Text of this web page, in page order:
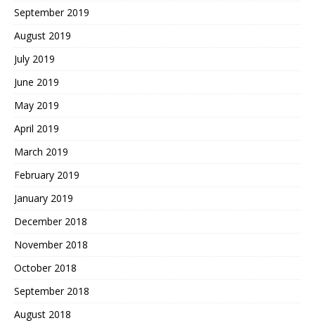
September 2019
August 2019
July 2019
June 2019
May 2019
April 2019
March 2019
February 2019
January 2019
December 2018
November 2018
October 2018
September 2018
August 2018